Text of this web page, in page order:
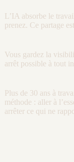
L’IA absorbe le
prenez. Ce partage
Vous gardez la
arrêt possible à tout
Plus de 30 ans à
méthode : aller à
arrêter ce qui ne